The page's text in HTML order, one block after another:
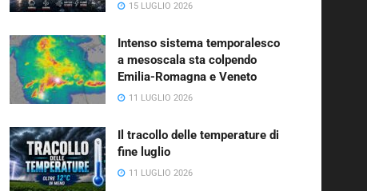
15 LUGLIO 2026
Intenso sistema temporalesco
a mesoscala sta colpendo
Emilia-Romagna e Veneto
11 LUGLIO 2026
Il tracollo delle temperature di
fine luglio
11 LUGLIO 2026